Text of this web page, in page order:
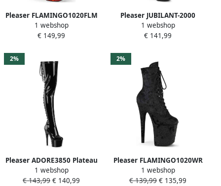
Pleaser FLAMINGO1020FLM
Plateau Laarzen Paaldans
schoenen 40 Shoes Zwart
1 webshop
€ 149,99
Pleaser JUBILANT-2000
Plateau Laarzen 40 Shoes
Zwart
1 webshop
€ 141,99
2%
Pleaser ADORE3850 Plateau
Overknee Laarzen 35 Shoes
Zwart
1 webshop
€ 143,99 € 140,99
2%
Pleaser FLAMINGO1020WR
Plateau Laarzen Paaldans
schoenen 38 Shoes Zwart
1 webshop
€ 139,99 € 135,99